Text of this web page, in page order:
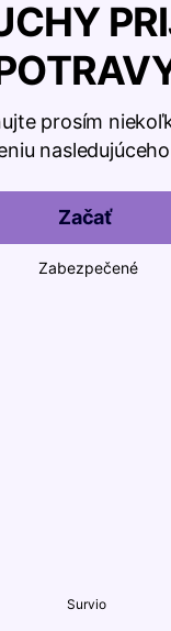
prosím
Začať
Zabezpečené
Survio